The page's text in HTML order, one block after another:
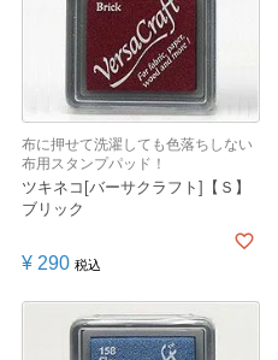
布に押せて洗濯しても色落ちしない
布用スタンプパッド！
ツキネコ[バーサクラフト]【Ｓ】
ブリック
¥ 290 税込